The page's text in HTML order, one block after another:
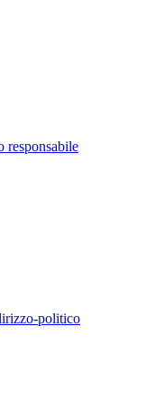
responsabile
politico